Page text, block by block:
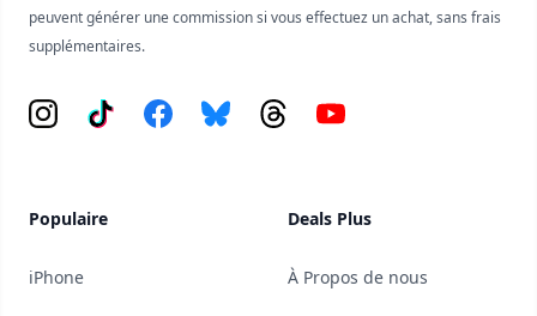
peuvent générer une commission si vous effectuez un achat, sans frais
supplémentaires.
Instagram
Tiktok FacebookBlueskyThreadsYouTube
Populaire
iPhone
Deals Plus
À Propos de nous